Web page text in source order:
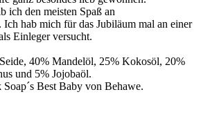
ich den meisten Spaß an
Ich hab mich für das Jubiläum mal an einer
Einleger versucht.
40% Mandelöl, 25% Kokosöl, 20%
und 5% Jojobaöl.
Best Baby von Behawe.